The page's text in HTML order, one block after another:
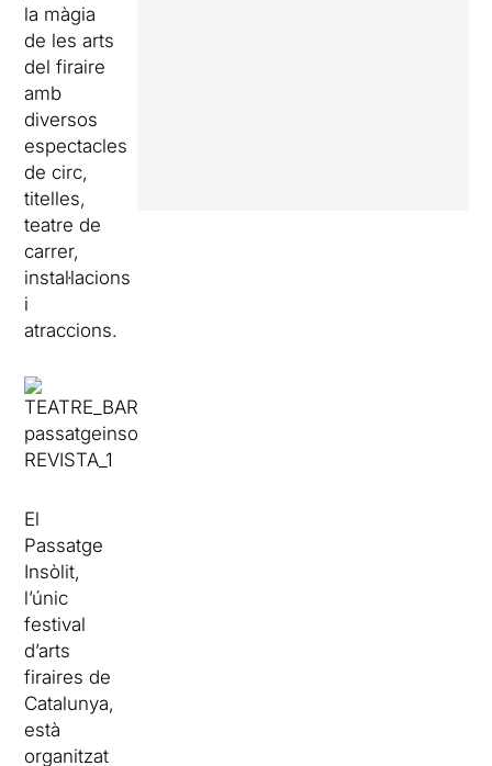
la màgia
de les arts
del firaire
amb
diversos
espectacles
de circ,
titelles,
teatre de
carrer,
instal·lacions
i
atraccions.
El
Passatge
Insòlit,
l’únic
festival
d’arts
firaires de
Catalunya,
està
organitzat